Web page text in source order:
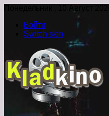
Понедельник , 10 Август 2026
Войти
Switch skin